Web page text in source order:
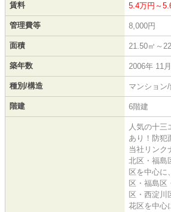
賃料 5.4万円～
管理費等 8,000円
面積 21.50㎡～
築年数 2006年 11
種別/構造 マンション
階建 6階建
人気の十三
あり！防犯
当社リンク
北区・福島
区を中心に
区・福島区
区・西淀川
花区を中心